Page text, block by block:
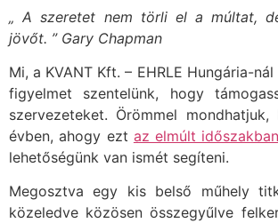
„ A szeretet nem törli el a múltat,
jövőt. ” Gary Chapman
Mi, a KVANT Kft. – EHRLE Hungária-
figyelmet szentelünk, hogy
szervezeteket. Örömmel
évben, ahogy ezt az elmúlt
lehetőségünk van ismét segíteni.
Megosztva egy kis belső műhely
közeledve közösen összegyűlve